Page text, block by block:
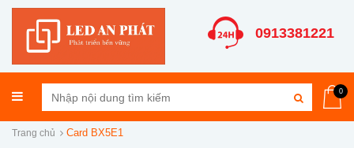
0913381221
0
Trang chủ Card BX5E1